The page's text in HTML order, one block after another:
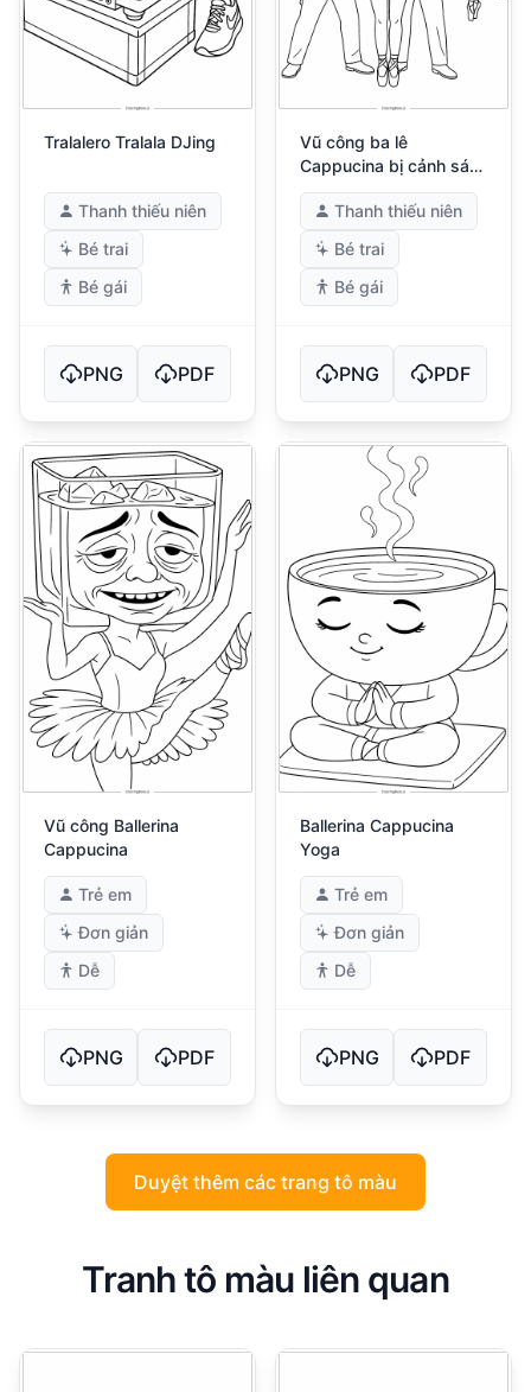
Tralalero Tralala DJing
Thanh thiếu niên
Bé trai
Bé gái
PNG PDF
Vũ công ba lê
Cappucina bị cảnh sát
bắt
Thanh thiếu niên
Bé trai
Bé gái
PNG PDF
Vũ công Ballerina
Cappucina
Trẻ em
Đơn giản
Dễ
PNG PDF
Ballerina Cappucina
Yoga
Trẻ em
Đơn giản
Dễ
PNG PDF
Duyệt thêm các trang tô màu
Tranh tô màu liên quan